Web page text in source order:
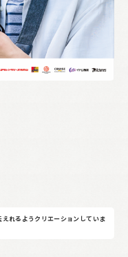
れるようクリエーションしていま